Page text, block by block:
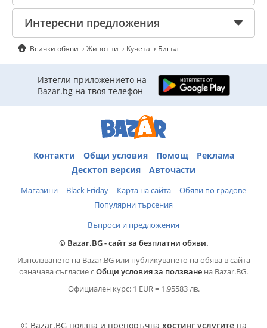
Интересни предложения
Всички обяви Животни Кучета Бигъл
Изтегли приложението на
Bazar.bg на твоя телефон
Контакти Общи условия Помощ
Реклама
Десктоп версия
Авточасти
Магазини Black Friday Карта на сайта
Обяви по градове
Популярни търсения
Въпроси и предложения
© Bazar.BG - сайт за безплатни обяви.
Използването на Bazar.BG или публикуването на обява в сайта
означава съгласие сОбщи условия за ползване на Bazar.BG.
Официален курс: 1 EUR = 1.95583 лв.
© Bazar.BG ползва и препоръчва хостинг услугитена